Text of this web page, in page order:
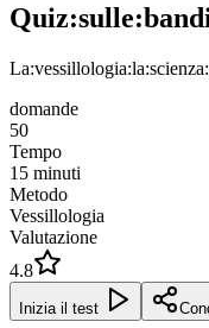
domande
50
Tempo
15 minuti
Metodo
Vessillologia
Valutazione
4.8
Inizia il test